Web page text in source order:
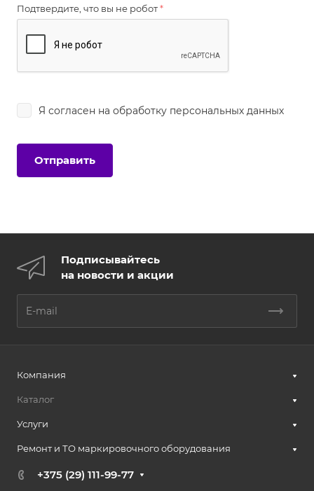
Подтвердите, что вы не робот*
Я согласен на обработку персональных данных
Подписывайтесь
на новости и акции
Компания
Каталог
Услуги
Ремонт и ТО маркировочного оборудования
+375 (29) 111-99-77